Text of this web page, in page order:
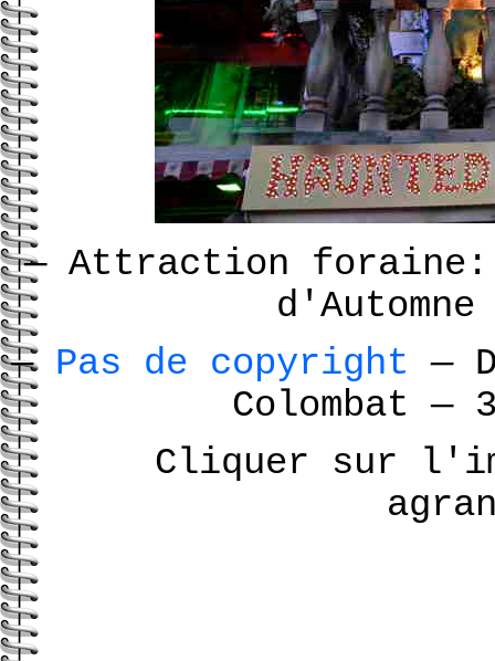
—Attraction foraine:
— Pas de copyright—
Colombat—
Cliquer sur